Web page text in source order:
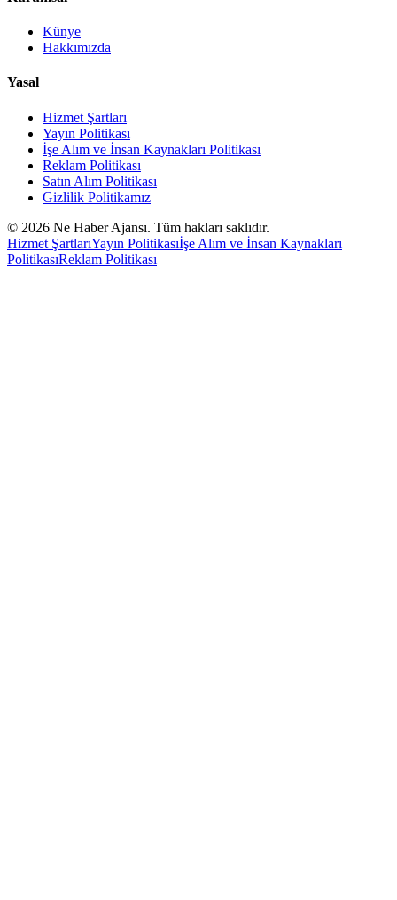
Künye
Hakkımızda
Yasal
Hizmet Şartları
Yayın Politikası
İşe Alım ve İnsan Kaynakları Politikası
Reklam Politikası
Satın Alım Politikası
Gizlilik Politikamız
© 2026 Ne Haber Ajansı. Tüm hakları saklıdır.
Hizmet ŞartlarıYayın Politikasıİşe Alım ve İnsan Kaynakları
PolitikasıReklam Politikası